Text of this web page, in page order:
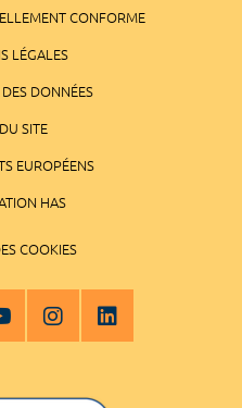
CONFORME
LÉGALES
DONNÉES
SITE
EUROPÉENS
HAS
COOKIES